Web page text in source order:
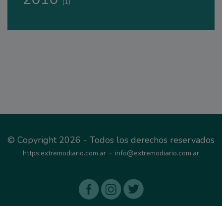
© Copyright 2026 - Todos los derechos reservados
https:extremodiario.com.ar - info@extremodiario.com.ar